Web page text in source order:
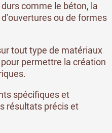
comme le béton, la
ou de formes
tout type de matériaux
permettre la création
spécifiques et
résultats précis et